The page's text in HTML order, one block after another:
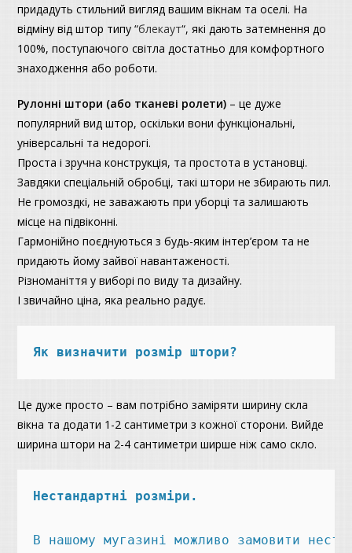
придадуть стильний вигляд вашим вікнам та оселі. На
відміну від штор типу “блекаут“, які дають затемнення до
100%, поступаючого світла достатньо для комфортного
знаходження або роботи.
Рулонні штори (або тканеві ролети) – це дуже
популярний вид штор, оскільки вони функціональні,
універсальні та недорогі.
Проста і зручна конструкція, та простота в установці.
Завдяки спеціальній обробці, такі штори не збирають пил.
Не громоздкі, не заважають при уборці та залишають
місце на підвіконні.
Гармонійно поєднуються з будь-яким інтер’єром та не
придають йому зайвої навантаженості.
Різноманіття у виборі по виду та дизайну.
І звичайно ціна, яка реально радує.
Як визначити розмір штори?
Це дуже просто – вам потрібно заміряти ширину скла
вікна та додати 1-2 сантиметри з кожної сторони. Вийде
ширина штори на 2-4 сантиметри ширше ніж само скло.
В нашому мугазині можливо замовити